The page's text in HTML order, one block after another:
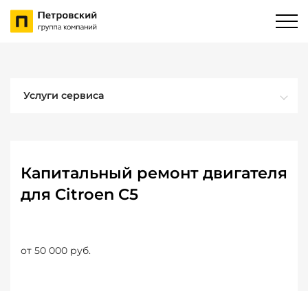
Услуги сервиса
Капитальный ремонт двигателя
для Citroen C5
от 50 000 руб.